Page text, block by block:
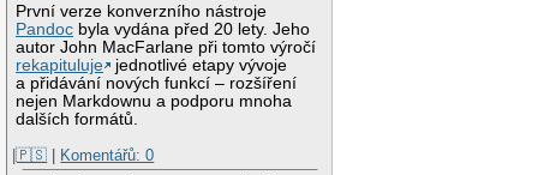
První verze konverzního nástroje
Pandoc byla vydána před 20 lety. Jeho
autor John MacFarlane při tomto výročí
rekapituluje
jednotlivé etapy vývoje
a přidávání nových funkcí – rozšíření
nejen Markdownu a podporu mnoha
dalších formátů.
|🇵🇸 | Komentářů: 0